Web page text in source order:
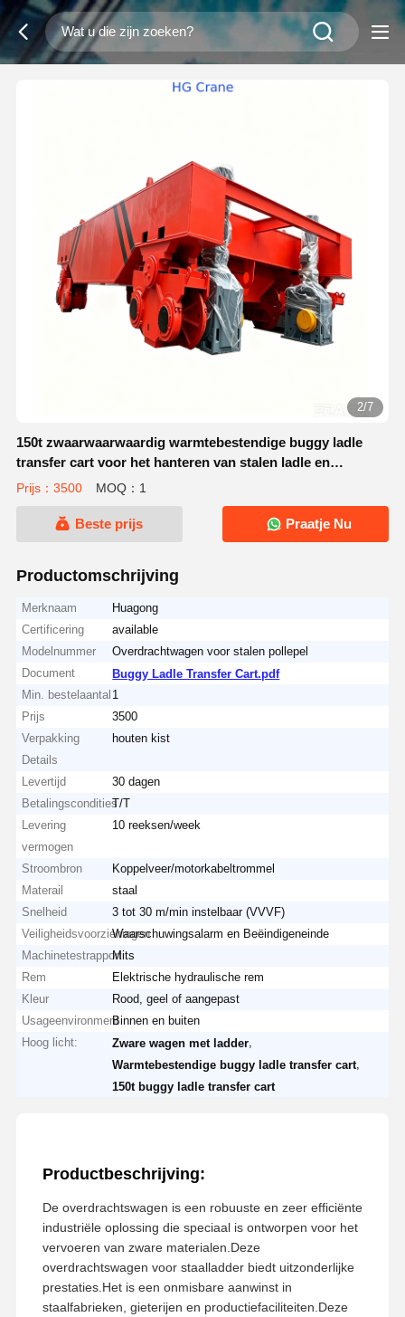
2/7
150t zwaarwaarwaardig warmtebestendige buggy ladle
transfer cart voor het hanteren van stalen ladle en
metaalmateriaal
Prijs：3500 MOQ：1
Beste prijs Praatje Nu
Productomschrijving
Merknaam
Huagong
Certificering
available
Modelnummer
Overdrachtwagen voor stalen pollepel
Document
Buggy Ladle Transfer Cart.pdf
Min. bestelaantal 1
Prijs
3500
Verpakking
Details
houten kist
Levertijd
30 dagen
BetalingsconditiesT/T
Levering
vermogen
10 reeksen/week
Stroombron
Koppelveer/motorkabeltrommel
Materail
staal
Snelheid
3 tot 30 m/min instelbaar (VVVF)
VeiligheidsvoorzieningenWaarschuwingsalarm en Beëindigeneinde
MachinetestrapportMits
Rem
Elektrische hydraulische rem
Kleur
Rood, geel of aangepast
UsageenvironmentBinnen en buiten
Hoog licht:
Zware wagen met ladder
Warmtebestendige buggy ladle transfer cart
150t buggy ladle transfer cart
Productbeschrijving:
De overdrachtswagen is een robuuste en zeer efficiënte
industriële oplossing die speciaal is ontworpen voor het
vervoeren van zware materialen.Deze
overdrachtswagen voor staalladder biedt uitzonderlijke
prestaties.Het is een onmisbare aanwinst in
staalfabrieken, gieterijen en productiefaciliteiten.Deze